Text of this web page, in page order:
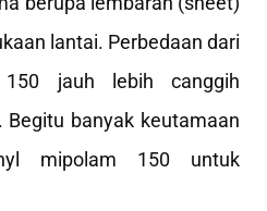
lantai. Perbedaan dari
150 jauh lebih canggih
banyak keutamaan
mipolam 150 untuk